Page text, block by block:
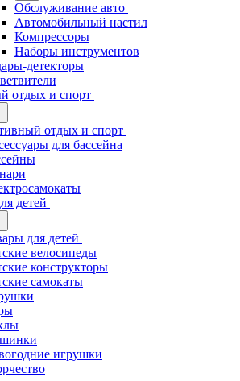
Обслуживание авто
Автомобильный настил
Компрессоры
Наборы инструментов
детекторы
отдых и спорт
отдых и спорт
для бассейна
детей
для детей
велосипеды
конструкторы
самокаты
игрушки